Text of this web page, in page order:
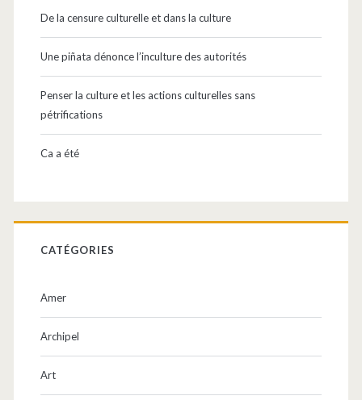
De la censure culturelle et dans la culture
Une piñata dénonce l’inculture des autorités
Penser la culture et les actions culturelles sans
pétrifications
Ca a été
CATÉGORIES
Amer
Archipel
Art